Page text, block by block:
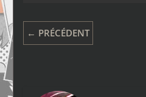
← PRÉCÉDENT